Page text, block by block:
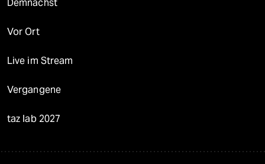
Demnächst
Vor Ort
Live im Stream
Vergangene
taz lab 2027